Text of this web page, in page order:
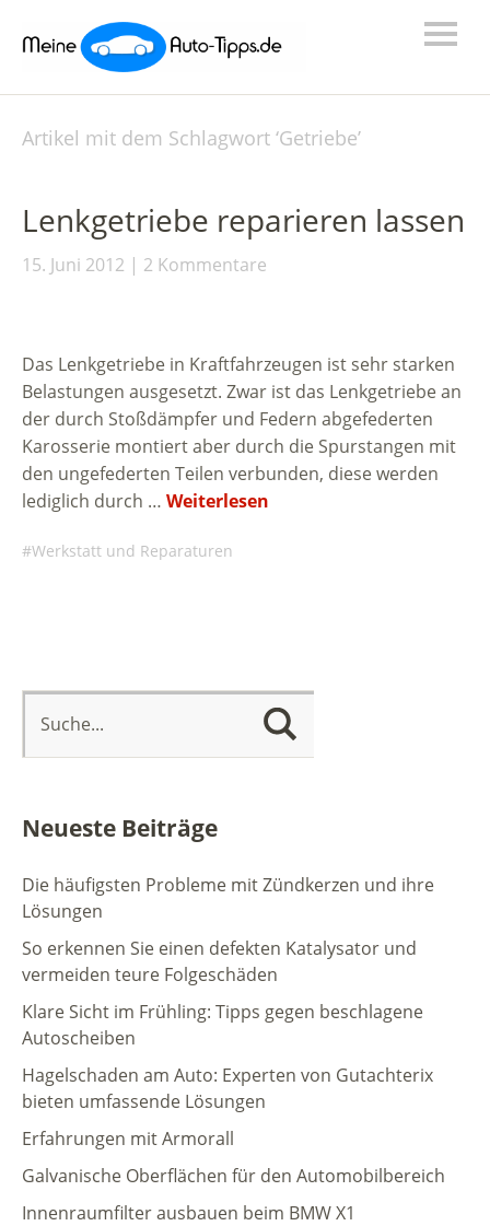
Artikel mit dem Schlagwort ‘Getriebe’
Lenkgetriebe reparieren lassen
15. Juni 2012 2 Kommentare
Das Lenkgetriebe in Kraftfahrzeugen ist sehr starken
Belastungen ausgesetzt. Zwar ist das Lenkgetriebe an
der durch Stoßdämpfer und Federn abgefederten
Karosserie montiert aber durch die Spurstangen mit
den ungefederten Teilen verbunden, diese werden
lediglich durch … Weiterlesen
Werkstatt und Reparaturen
Neueste Beiträge
Die häufigsten Probleme mit Zündkerzen und ihre
Lösungen
So erkennen Sie einen defekten Katalysator und
vermeiden teure Folgeschäden
Klare Sicht im Frühling: Tipps gegen beschlagene
Autoscheiben
Hagelschaden am Auto: Experten von Gutachterix
bieten umfassende Lösungen
Erfahrungen mit Armorall
Galvanische Oberflächen für den Automobilbereich
Innenraumfilter ausbauen beim BMW X1